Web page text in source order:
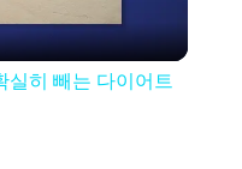
실히 빼는 다이어트